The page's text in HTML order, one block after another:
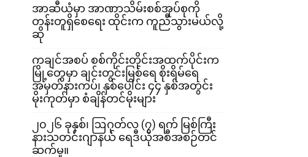
အာဆီယံမှာ အာဏာသိမ်းစစ်အုပ်စုကို
တန်းတူရှိစေရေး ထိုင်းက ကူညီသွားမယ်လို့
ဆို
ကချင်အစပ် စစ်ကိုင်းတိုင်းအထက်ပိုင်းက
မြို့တွေမှာ ချင်းတွင်းမြစ်ရေ စိုးရိမ်ရေ
အမှတ်နားကပ်၊ နှစ်ပေါင်း ၄၄ နှစ်အတွင်း
မိုးကုတ်မှာ စံချိန်တင်မိုးများ
၂၀၂၆ ခုနှစ်၊ ဩဂုတ်လ (၇) ရက် မြစ်ကြီး
နားသတင်းဂျာနယ် ရေဒီယိုအစီအစဉ်တင်
ဆက်မှု။